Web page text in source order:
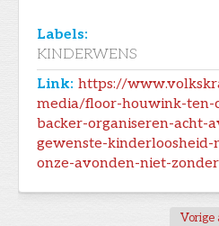
Labels:
KINDERWENS
Link: https://
media/floor-houwink-ten-
backer-organiseren-acht-
gewenste-
onze-avonden-niet-
Vorige